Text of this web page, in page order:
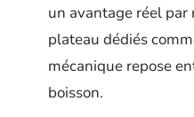
un avantage réel par
plateau dédiés
mécanique repose
boisson.